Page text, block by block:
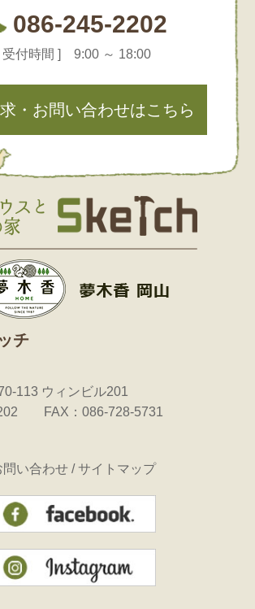
086-245-2202
受付時間 ] 9:00 ～ 18:00
・お問い合わせはこちら
チ
113 ウィンビル201
FAX：086-728-5731
問い合わせ /サイトマップ